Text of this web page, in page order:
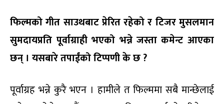
फिल्मको गीत साउथबाट प्रेरित रहेको र टिजर मुसलमान
सुमदायप्रति पूर्वाग्रही भएको भन्ने जस्ता कमेन्ट आएका
छन् । यसबारे तपाईंको टिप्पणी के छ ?
पूर्वाग्रह भन्ने कुरै भएन । हामीले त फिल्ममा सबै मान्छेलाई